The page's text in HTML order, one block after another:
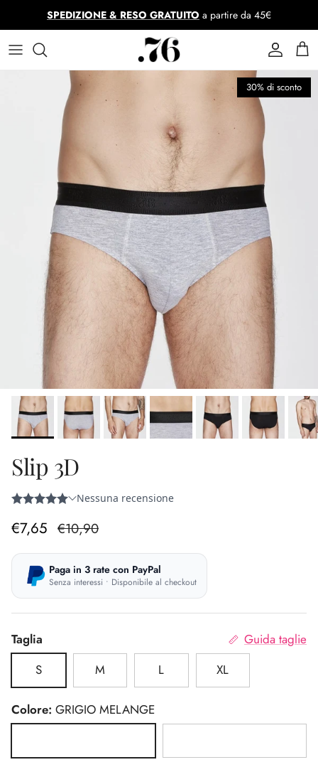
Passa ai contenutiSPEDIZIONE & RESO GRATUITO a partire da 45€
Account
Passa alle informazioni sul prodotto 30% di sconto
Slip 3D
Prezzo di vendita
€7,65 Prezzo normale
€10,90
Paga in 3 rate con PayPal
Senza interessi • Disponibile al checkout
Taglia
Guida taglie
S
M L XL
Colore: GRIGIO MELANGE